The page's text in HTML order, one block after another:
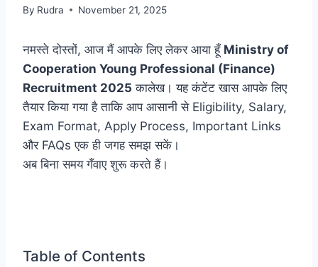
By Rudra November 21, 2025
नमस्ते दोस्तों, आज मैं आपके लिए लेकर आया हूँ Ministry of
Cooperation Young Professional (Finance)
Recruitment 2025 कालेख। यह कंटेंट खास आपके लिए
तैयार किया गया है ताकि आप आसानी से Eligibility, Salary,
Exam Format, Apply Process, Important Links
और FAQs एक ही जगह समझ सकें।
अब बिना समय गँवाए शुरू करते हैं।
Table of Contents